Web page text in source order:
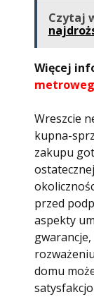
Czytaj
Więcej
Wreszcie
kupna-
zakupu
przed
aspekty
domu